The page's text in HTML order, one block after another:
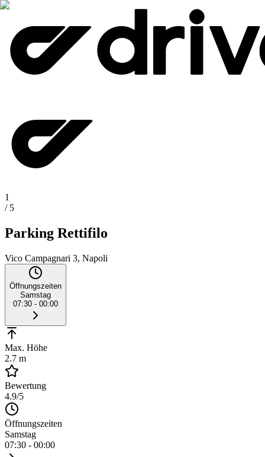
1
/ 5
Parking Rettifilo
Vico Campagnari 3, Napoli
Öffnungszeiten
Samstag
07:30 - 00:00
Max. Höhe
2.7 m
Bewertung
4.9/5
Öffnungszeiten
Samstag
07:30 - 00:00